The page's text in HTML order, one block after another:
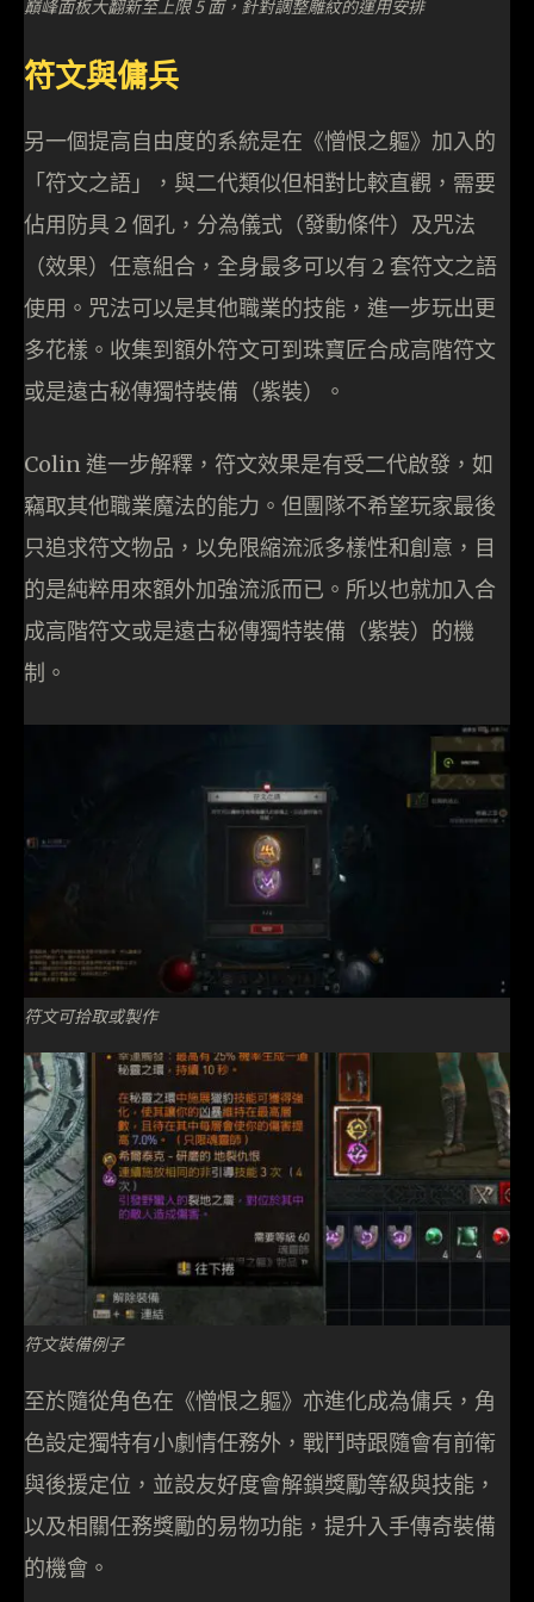
巔峰面板大翻新至上限 5 面，針對調整雕紋的運用安排
符文與傭兵
另一個提高自由度的系統是在《憎恨之軀》加入的
「符文之語」，與二代類似但相對比較直觀，需要
佔用防具 2 個孔，分為儀式（發動條件）及咒法
（效果）任意組合，全身最多可以有 2 套符文之語
使用。咒法可以是其他職業的技能，進一步玩出更
多花樣。收集到額外符文可到珠寶匠合成高階符文
或是遠古秘傳獨特裝備（紫裝）。
Colin 進一步解釋，符文效果是有受二代啟發，如
竊取其他職業魔法的能力。但團隊不希望玩家最後
只追求符文物品，以免限縮流派多樣性和創意，目
的是純粹用來額外加強流派而已。所以也就加入合
成高階符文或是遠古秘傳獨特裝備（紫裝）的機
制。
符文可拾取或製作
符文裝備例子
至於隨從角色在《憎恨之軀》亦進化成為傭兵，角
色設定獨特有小劇情任務外，戰鬥時跟隨會有前衛
與後援定位，並設友好度會解鎖獎勵等級與技能，
以及相關任務獎勵的易物功能，提升入手傳奇裝備
的機會。